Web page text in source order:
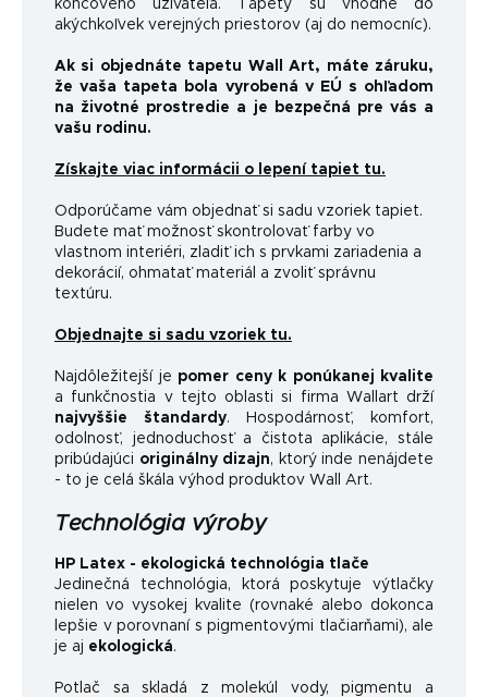
koncového užívateľa. Tapety sú vhodné do
akýchkoľvek verejných priestorov (aj do nemocníc).
Ak si objednáte tapetu Wall Art, máte záruku,
že vaša tapeta bola vyrobená v EÚ s ohľadom
na životné prostredie a je bezpečná pre vás a
vašu rodinu.
Získajte viac informácii o lepení tapiet tu.
Odporúčame vám objednať si sadu vzoriek tapiet.
Budete mať možnosť skontrolovať farby vo
vlastnom interiéri, zladiť ich s prvkami zariadenia a
dekorácií, ohmatať materiál a zvoliť správnu
textúru.
Objednajte si sadu vzoriek tu.
Najdôležitejší je pomer ceny k ponúkanej kvalite
a funkčnostia v tejto oblasti si firma Wallart drží
najvyššie štandardy. Hospodárnosť, komfort,
odolnosť, jednoduchosť a čistota aplikácie, stále
pribúdajúci originálny dizajn, ktorý inde nenájdete
- to je celá škála výhod produktov Wall Art.
Technológia výroby
HP Latex - ekologická technológia tlače
Jedinečná technológia, ktorá poskytuje výtlačky
nielen vo vysokej kvalite (rovnaké alebo dokonca
lepšie v porovnaní s pigmentovými tlačiarňami), ale
je aj ekologická.
Potlač sa skladá z molekúl vody, pigmentu a